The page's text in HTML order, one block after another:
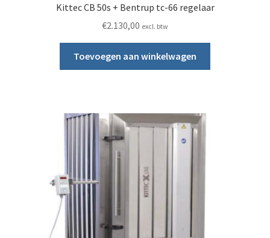
Kittec CB 50s + Bentrup tc-66 regelaar
€2.130,00 excl. btw
Toevoegen aan winkelwagen